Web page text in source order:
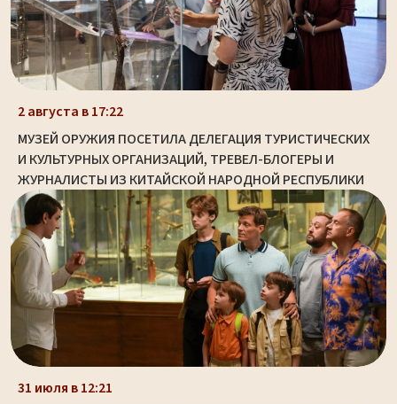
2 августа в 17:22
МУЗЕЙ ОРУЖИЯ ПОСЕТИЛА ДЕЛЕГАЦИЯ ТУРИСТИЧЕСКИХ
И КУЛЬТУРНЫХ ОРГАНИЗАЦИЙ, ТРЕВЕЛ-БЛОГЕРЫ И
ЖУРНАЛИСТЫ ИЗ КИТАЙСКОЙ НАРОДНОЙ РЕСПУБЛИКИ
31 июля в 12:21